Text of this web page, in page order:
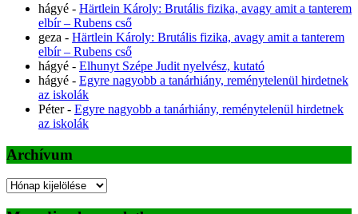
hágyé - Härtlein Károly: Brutális fizika, avagy amit a tanterem
elbír – Rubens cső
geza - Härtlein Károly: Brutális fizika, avagy amit a tanterem
elbír – Rubens cső
hágyé - Elhunyt Szépe Judit nyelvész, kutató
hágyé - Egyre nagyobb a tanárhiány, reménytelenül hirdetnek
az iskolák
Péter- Egyre nagyobb a tanárhiány, reménytelenül hirdetnek
az iskolák
Archívum
Archívum